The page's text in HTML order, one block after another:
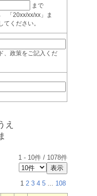
まで
20xx/xx/xx」ま
ください。
、政策をご記入くだ
え
1 - 10件 / 1078件
1 2 3 4 5 ... 108